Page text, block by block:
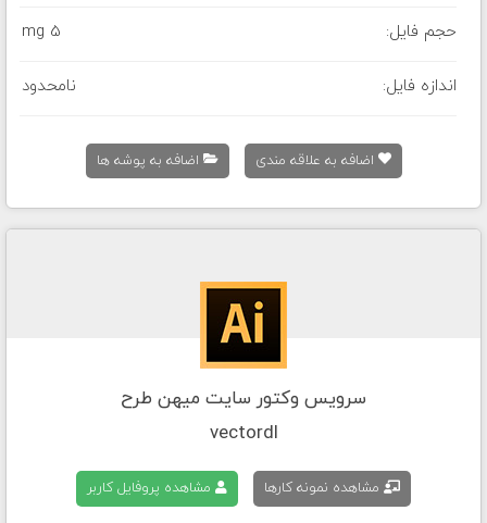
حجم فایل: 5 mg
اندازه فایل: نامحدود
اضافه به علاقه مندی اضافه به پوشه ها
سرویس وکتور سایت میهن طرح
vectordl
مشاهده نمونه کارها مشاهده پروفایل کاربر